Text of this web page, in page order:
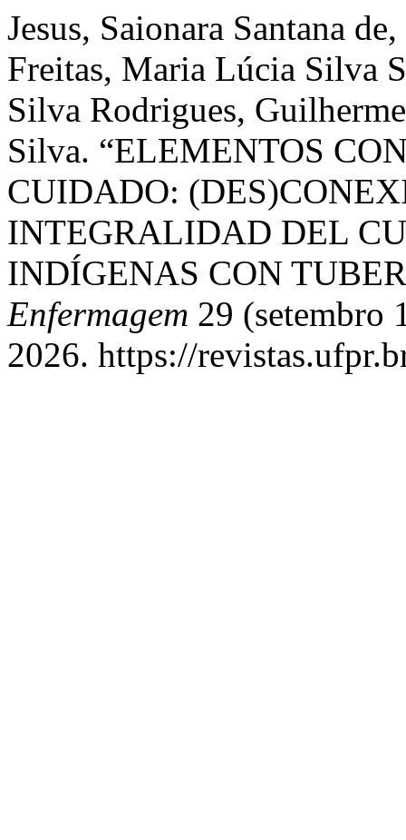
Jesus, Saionara Santana
Freitas, Maria Lúcia Silva
Silva Rodrigues,
Silva. “ELEMENTOS
CUIDADO:
INTEGRALIDAD DEL
INDÍGENAS CON
Enfermagem 29 (setembro
2026. https://